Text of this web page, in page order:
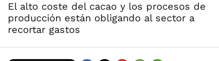
El alto coste del cacao y los procesos de
producción están obligando al sector a
recortar gastos